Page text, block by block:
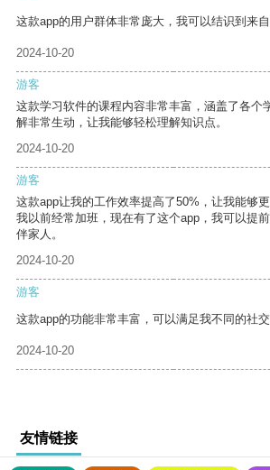
这款app的用户群体非常庞大，我可以结识到来自
2024-10-20
游客
这款学习软件的课程内容非常丰富，涵盖了各个
解非常生动，让我能够轻松理解知识点。
2024-10-20
游客
这款app让我的工作效率提高了50%，让我能够
我以前经常加班，现在有了这个app，我可以提
伴家人。
2024-10-20
游客
这款app的功能非常丰富，可以满足我不同的社交
2024-10-20
友情链接